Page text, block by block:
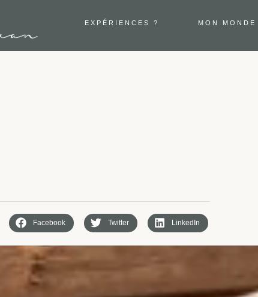
EXPÉRIENCES ? MON MONDE
Facebook Twitter LinkedIn